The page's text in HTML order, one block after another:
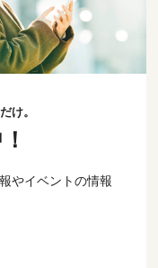
け。
やイベントの情報